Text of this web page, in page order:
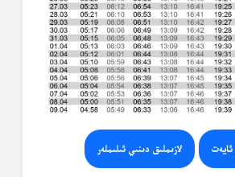
لازىملىق دىنىي ئىلىملەر